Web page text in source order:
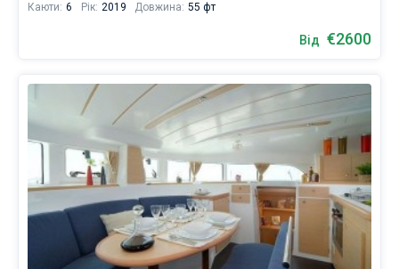
Каюти: 6 Рік: 2019 Довжина: 55 фт
Від €2600